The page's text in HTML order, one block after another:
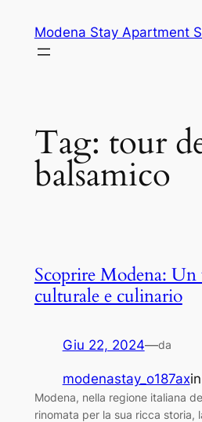
contenuto
Modena Stay Apartment
Tag: tour
balsamico
Scoprire Modena:
culturale e culinario
Giu 22, 2024—da
modenastay_o187axin
Modena, nella regione italiana
rinomata per la sua ricca storia,